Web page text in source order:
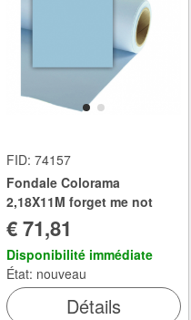
FID: 74157
Fondale Colorama
2,18X11M forget me not
€ 71,81
Disponibilité immédiate
État: nouveau
Détails